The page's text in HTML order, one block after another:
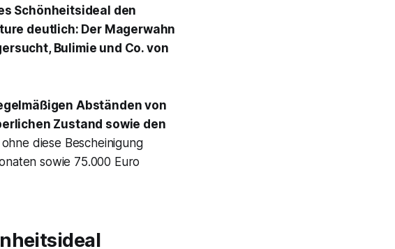
Schönheitsideal den
deutlich: Der Magerwahn
Bulimie und Co. von
Abständen von
Zustand sowie den
diese Bescheinigung
sowie 75.000 Euro